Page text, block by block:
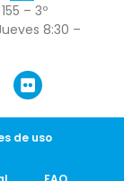
– 3º
8:30 –
de uso